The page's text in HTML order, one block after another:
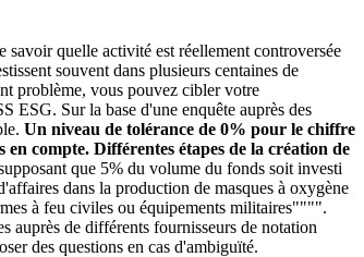
quelle activité est réellement controversée
souvent dans plusieurs centaines de
problème, vous pouvez cibler votre
ESG. Sur la base d'une enquête auprès des
Un niveau de tolérance de 0% pour le chiffre
en compte. Différentes étapes de la création de
que 5% du volume du fonds soit investi
dans la production de masques à oxygène
à feu civiles ou équipements militaires"""".
auprès de différents fournisseurs de notation
des questions en cas d'ambiguïté.